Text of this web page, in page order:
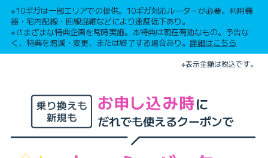
※10ギガは一部エリアでの提供。10ギガ対応ルーターが必要。利用機
器・宅内配線・回線混雑などにより速度低下あり。
※さまざまな特典企画を常時実施。本特典は現在有効なもの。予告な
く、特典を増減・変更、または終了する場合あり。 詳細はこちら
※表示金額は税込です。